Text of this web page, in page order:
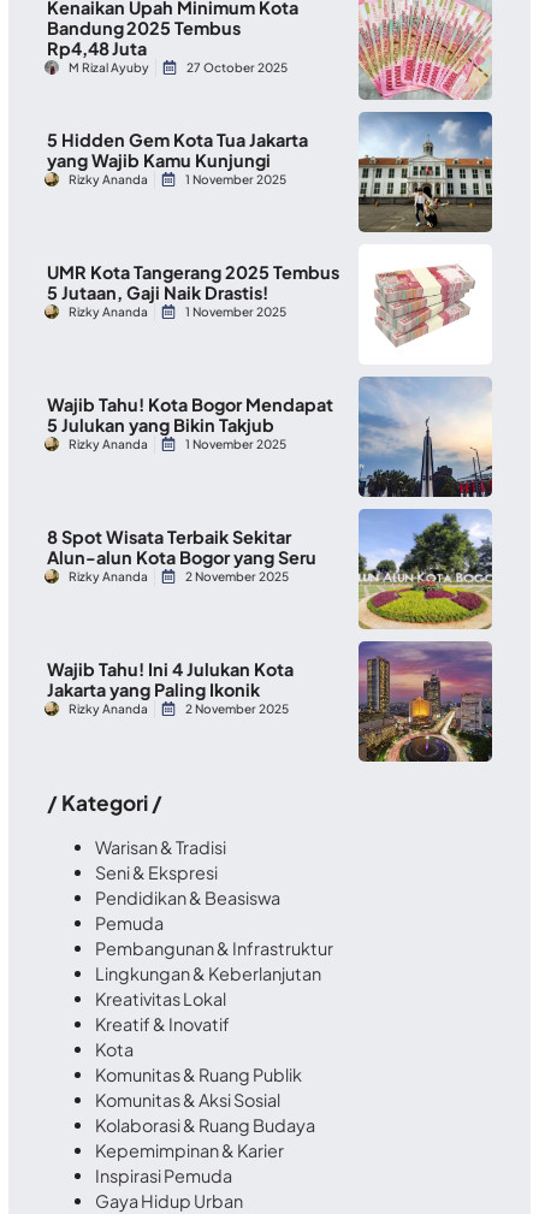
Kenaikan Upah Minimum Kota
Bandung 2025 Tembus
Rp4,48 Juta
M Rizal Ayuby 27 October 2025
5 Hidden Gem Kota Tua Jakarta
yang Wajib Kamu Kunjungi
Rizky Ananda 1 November 2025
UMR Kota Tangerang 2025 Tembus
5 Jutaan, Gaji Naik Drastis!
Rizky Ananda 1 November 2025
Wajib Tahu! Kota Bogor Mendapat
5 Julukan yang Bikin Takjub
Rizky Ananda 1 November 2025
8 Spot Wisata Terbaik Sekitar
Alun-alun Kota Bogor yang Seru
Rizky Ananda 2 November 2025
Wajib Tahu! Ini 4 Julukan Kota
Jakarta yang Paling Ikonik
Rizky Ananda 2 November 2025
/ Kategori /
Warisan & Tradisi
Seni & Ekspresi
Pendidikan & Beasiswa
Pemuda
Pembangunan & Infrastruktur
Lingkungan & Keberlanjutan
Kreativitas Lokal
Kreatif & Inovatif
Kota
Komunitas & Ruang Publik
Komunitas & Aksi Sosial
Kolaborasi & Ruang Budaya
Kepemimpinan & Karier
Inspirasi Pemuda
Gaya Hidup Urban